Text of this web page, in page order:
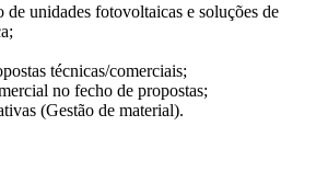
de unidades fotovoltaicas e soluções de
técnicas/comerciais;
no fecho de propostas;
(Gestão de material).